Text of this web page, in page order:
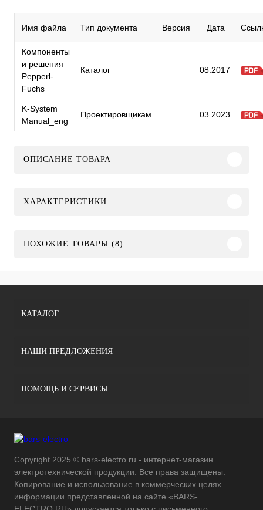
Имя файла Тип документа Версия Дата
Компоненты
и решения
Pepperl-
Fuchs
Каталог 08.2017
K-System
Manual_eng
Проектировщикам 03.2023
ОПИСАНИЕ ТОВАРА
ХАРАКТЕРИСТИКИ
ПОХОЖИЕ ТОВАРЫ (8)
КАТАЛОГ
НАШИ ПРЕДЛОЖЕНИЯ
ПОМОЩЬ И СЕРВИСЫ
Copyright 2025 © bars-electro.ru - интернет-магазин
электротехнической продукции. Все права защищены.
Копирование и использование в коммерческих целях
информации представленной на сайте «BARS-